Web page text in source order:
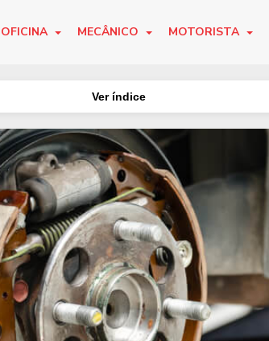
MECÂNICO MOTORISTA
Ver índice